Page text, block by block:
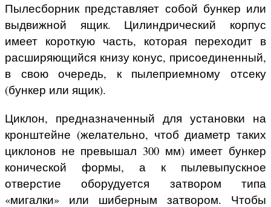
Пылесборник представляет собой бункер или
выдвижной ящик. Цилиндрический корпус
имеет короткую часть, которая переходит в
расширяющийся книзу конус, присоединенный,
в свою очередь, к пылеприемному отсеку
(бункер или ящик).
Циклон, предназначенный для установки на
кронштейне (желательно, чтоб диаметр таких
циклонов не превышал 300 мм) имеет бункер
конической формы, а к пылевыпускное
отверстие оборудуется затвором типа
«мигалки» или шиберным затвором. Чтобы